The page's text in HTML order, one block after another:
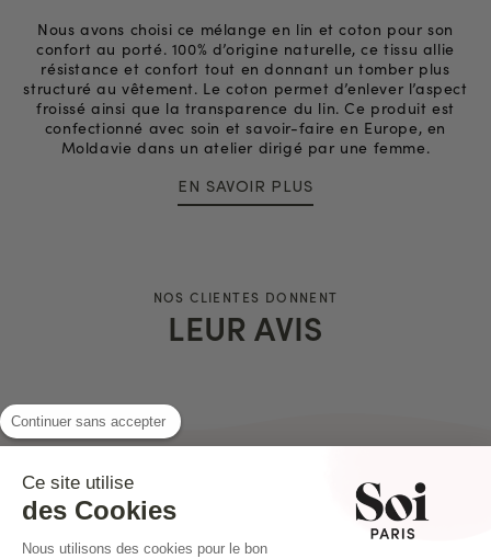
Nous avons choisi ce mélange en lin et coton pour son
confort au porté. 100% d’origine naturelle, ce tissu allie
résistance et confort tout en donnant un tomber plus
structuré au vêtement. Le coton permet d’enlever l’aspect
froissé ainsi que la transparence du lin. Ce produit est
confectionné avec soin et savoir-faire en Europe, en
Moldavie dans un atelier dirigé par une femme.
EN SAVOIR PLUS
NOS CLIENTES DONNENT
LEUR AVIS
Continuer sans accepter
Ce site utilise
des Cookies
Nous utilisons des cookies pour le bon